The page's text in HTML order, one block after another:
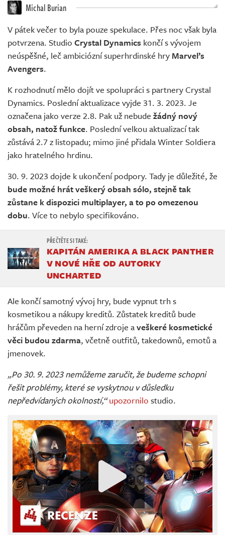
Živě Michal Burian
V pátek večer to byla pouze spekulace. Přes noc však byla
potvrzena. Studio Crystal Dynamics končí s vývojem
neúspěšné, leč ambiciózní superhrdinské hry Marvel’s
Avengers.
K rozhodnutí mělo dojít ve spolupráci s partnery Crystal
Dynamics. Poslední aktualizace vyjde 31. 3. 2023. Je
označena jako verze 2.8. Pak už nebude žádný nový
obsah, natož funkce. Poslední velkou aktualizací tak
zůstává 2.7 z listopadu; mimo jiné přidala Winter Soldiera
jako hratelného hrdinu.
30. 9. 2023 dojde k ukončení podpory. Tady je důležité, že
bude možné hrát veškerý obsah sólo, stejně tak
zůstane k dispozici multiplayer, a to po omezenou
dobu. Více to nebylo specifikováno.
KAPITÁN AMERIKA A BLACK PANTHER
V NOVÉ HŘE OD AUTORKY
UNCHARTED
Ale končí samotný vývoj hry, bude vypnut trh s
kosmetikou a nákupy kreditů. Zůstatek kreditů bude
hráčům převeden na herní zdroje aveškeré kosmetické
věci budou zdarma, včetně outfitů, takedownů, emotů a
jmenovek.
„Po 30. 9. 2023 nemůžeme zaručit, že budeme schopni
řešit problémy, které se vyskytnou v důsledku
nepředvídaných okolností,“ upozornilo studio.